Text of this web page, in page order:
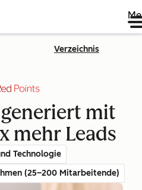
Verzeichnis
mit
mehr Leads
Technologie
(25–200 Mitarbeitende)